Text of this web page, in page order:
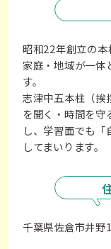
昭和22年創立の本
家庭・地域が一体
す。
志津中五本柱（挨
を聞く・時間を守
し、学習面でも
してまいります。
千葉県佐倉市井野